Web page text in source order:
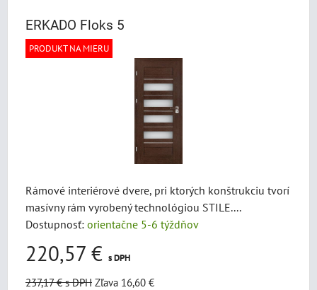
ERKADO Floks 5
PRODUKT NA MIERU
Rámové interiérové dvere, pri ktorých konštrukciu tvorí
masívny rám vyrobený technológiou STILE....
Dostupnosť: orientačne 5-6 týždňov
220,57 € s DPH
237,17 €s DPH Zľava 16,60 €